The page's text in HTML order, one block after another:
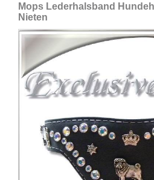
Mops Lederhalsband
Nieten